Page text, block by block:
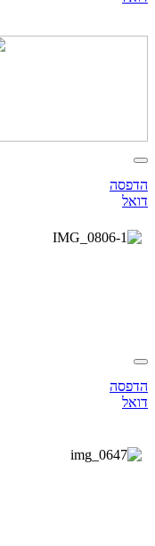
הדפסה
דואל
הדפסה
דואל